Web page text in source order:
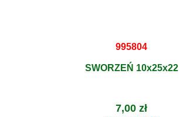
995804
SWORZEŃ 10x25x22
7,00 zł